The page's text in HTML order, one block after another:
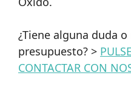
¿Tiene alguna duda
presupuesto? >
CONTACTAR CON